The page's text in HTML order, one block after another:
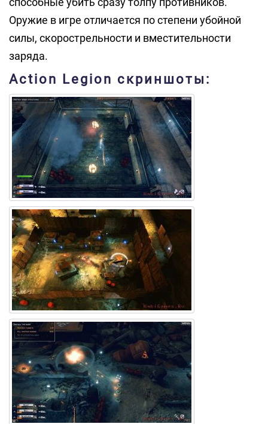
Оружие в игре отличается по степени убойной
силы, скорострельности и вместительности
заряда.
Action Legion скриншоты: